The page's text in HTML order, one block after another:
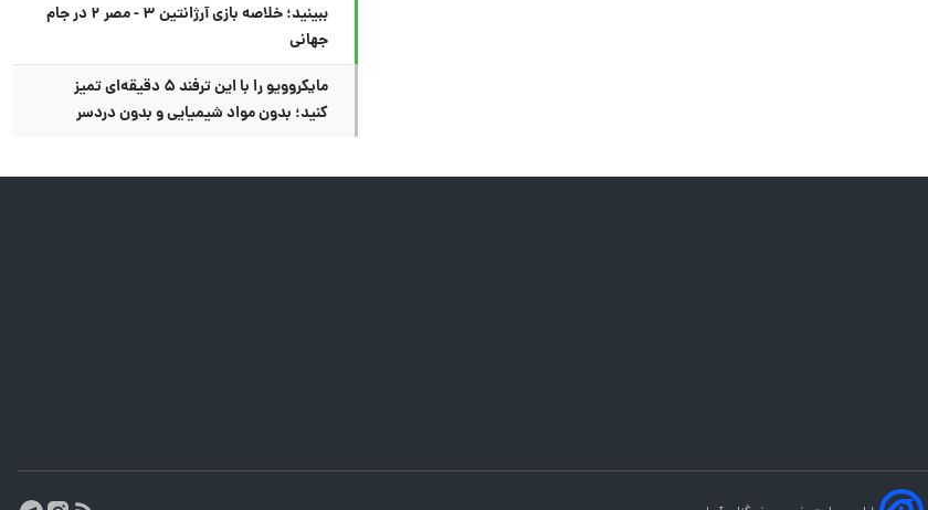
ببینید؛ خلاصه بازی آرژانتین ۳ - مصر ۲ در جام
جهانی
مایکروویو را با این ترفند ۵ دقیقه‌ای تمیز
کنید؛ بدون مواد شیمیایی و بدون دردسر